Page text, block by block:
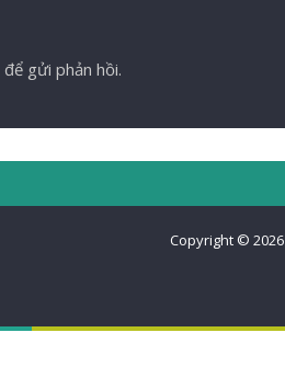
để gửi phản hồi.
Copyright © 2026